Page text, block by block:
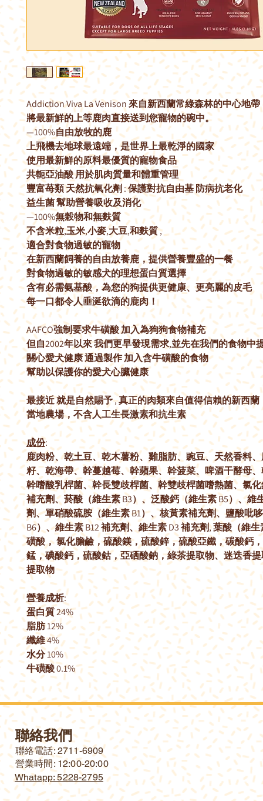
Addiction Viva La Venison 來自新西蘭常綠森林的中心地帶
將最新鮮的上等鹿肉直接送到您寵物的碗中。
—100%自由放牧的鹿
上飛機去地球最遠端，是世界上最乾淨的國家
使用最新鮮的原料最優質的寵物食品
共軛亞油酸 用於肌肉質量和體重管理
豐富苺類 天然抗氧化劑 : 保護對抗自由基 防病抗老化
益生菌 幫助營養吸收及消化
—100%無榖物和無麩質
不含米粒,玉米,小麥,大豆,和麩質 ,
適合對食物過敏的寵物
在新西蘭飼養的自由放養鹿，提供營養豐盛的一餐
對食物過敏的敏感犬的理想蛋白質選擇
含有必需氨基酸，為您的狗提供更健康、更亮麗的皮毛
每一口都令人垂涎欲滴的鹿肉！
AAFCO強制要求牛磺酸 加入為狗狗食物補充
但自2002年以來 我們更早發現需求,並先在我們的食物中
關心愛犬健康 通過製作 加入含牛磺酸的食物
幫助以保護你的愛犬心臟健康
最接近 就是自然賜予 , 真正的肉類來自值得信賴的新西蘭
當地農場，不含人工生長激素和抗生素
成份:
鹿肉粉、乾土豆、乾木薯粉、雞脂肪、豌豆、天然香料
籽、乾海帶、幹蔓越莓、幹蘋果、幹菠菜、啤酒干酵母
幹嗜酸乳桿菌、幹長雙歧桿菌、幹雙歧桿菌嗜熱菌、氯化
補充劑、菸酸（維生素 B3）、泛酸鈣（維生素 B5）、維
劑、單硝酸硫胺（維生素 B1）、核黃素補充劑、鹽酸吡
B6）、維生素 B12 補充劑、維生素 D3 補充劑, 葉酸（維生
磺酸， 氯化膽鹼，硫酸鎂，硫酸鋅，硫酸亞鐵，碳酸鈣
錳，碘酸鈣，硫酸鈷，亞硒酸鈉，綠茶提取物、迷迭香
提取物
營養成析:
蛋白質 24%
脂肪 12%
纖維 4%
水分 10%
牛磺酸 0.1%
聯絡我們
​聯絡電話: 2711-6909
營業時間: 12:00-20:00
Whatapp: 5228-2795